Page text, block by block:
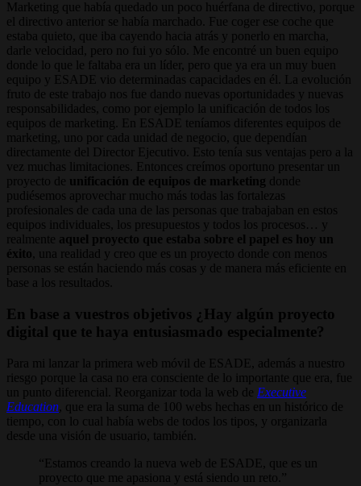
Marketing que había quedado un poco huérfana de directivo, porque
el directivo anterior se había marchado. Fue coger ese coche que
estaba quieto, que iba cayendo hacia atrás y ponerlo en marcha,
darle velocidad, pero no fui yo sólo. Me encontré un buen equipo
donde lo que le faltaba era un líder, pero que ya era un muy buen
equipo y ESADE vio determinadas capacidades en él. La evolución
fruto de este trabajo nos fue dando nuevas oportunidades y nuevas
responsabilidades, como por ejemplo la unificación de todos los
equipos de marketing. En ESADE teníamos diferentes equipos de
marketing, uno por cada unidad de negocio, que dependían
directamente del Director Ejecutivo. Esto tenía sus ventajas pero a la
vez muchas limitaciones. Entonces creímos oportuno presentar un
proyecto de unificación de equipos de marketing donde
pudiésemos aprovechar mucho más todas las fortalezas
profesionales de cada una de las personas que trabajaban en estos
equipos individuales, los presupuestos y todos los procesos… y
realmente aquel proyecto que estaba sobre el papel es hoy un
éxito, una realidad y creo que es un proyecto donde con menos
personas se están haciendo más cosas y de manera más eficiente en
base a los resultados.
En base a vuestros objetivos ¿Hay algún proyecto
digital que te haya entusiasmado especialmente?
Para mi lanzar la primera web móvil de ESADE, además a nuestro
riesgo porque la casa no era consciente de lo importante que era, fue
un punto diferencial. Reorganizar toda la web de Executive
Education , que era la suma de 100 webs hechas en un histórico de
tiempo, con lo cual había webs de todos los tipos, y organizarla
desde una visión de usuario, también.
Estamos creando la nueva web de ESADE, que es un
proyecto que me apasiona y está siendo un reto.